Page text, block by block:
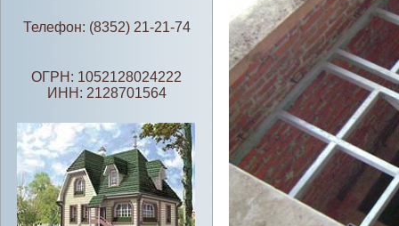
Телефон: (8352) 21-21-74
ОГРН: 1052128024222
ИНН: 2128701564